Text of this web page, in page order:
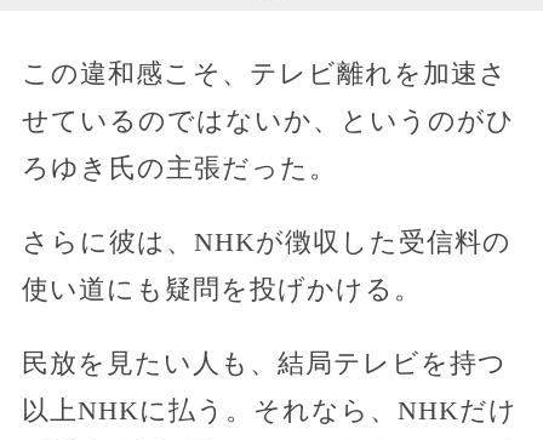
この違和感こそ、テレビ離れを加速さ
せているのではないか、というのがひ
ろゆき氏の主張だった。
さらに彼は、NHKが徴収した受信料の
使い道にも疑問を投げかける。
民放を見たい人も、結局テレビを持つ
以上NHKに払う。それなら、NHKだけ